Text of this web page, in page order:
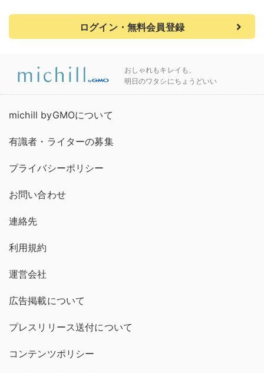
ログイン・無料会員登録
おしゃれもキレイも、
明日のワタシにちょうどいい
michill byGMOについて
有識者・ライターの募集
プライバシーポリシー
お問い合わせ
連絡先
利用規約
運営会社
広告掲載について
プレスリリース送付について
コンテンツポリシー